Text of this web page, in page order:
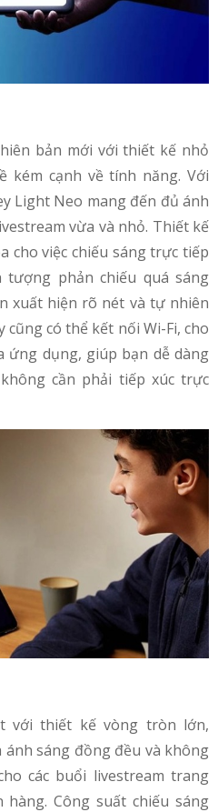
bản mới với thiết kế nhỏ
kém cạnh về tính năng. Với
Light Neo mang đến đủ ánh
vừa và nhỏ. Thiết kế
cho việc chiếu sáng trực tiếp
tượng phản chiếu quá sáng
xuất hiện rõ nét và tự nhiên
có thể kết nối Wi-Fi, cho
ứng dụng, giúp bạn dễ dàng
cần phải tiếp xúc trực
với thiết kế vòng tròn lớn,
sáng đồng đều và không
các buổi livestream trang
hàng. Công suất chiếu sáng